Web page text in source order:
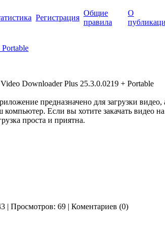
Регистрация
Общие
правила
О
предназначено для загрузки видео,
Если вы хотите закачать видео
проста и приятна.
| Просмотров: 69 | Коментариев (0)